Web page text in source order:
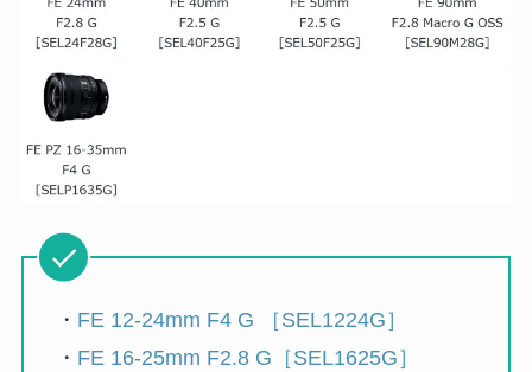
・ FE 12-24mm F4 G ［SEL1224G］
・ FE 16-25mm F2.8 G［SEL1625G］